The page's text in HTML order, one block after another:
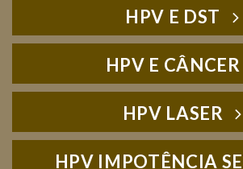
HPV E DST
HPV E CÂNCER
HPV LASER
HPV IMPOTÊNCIA